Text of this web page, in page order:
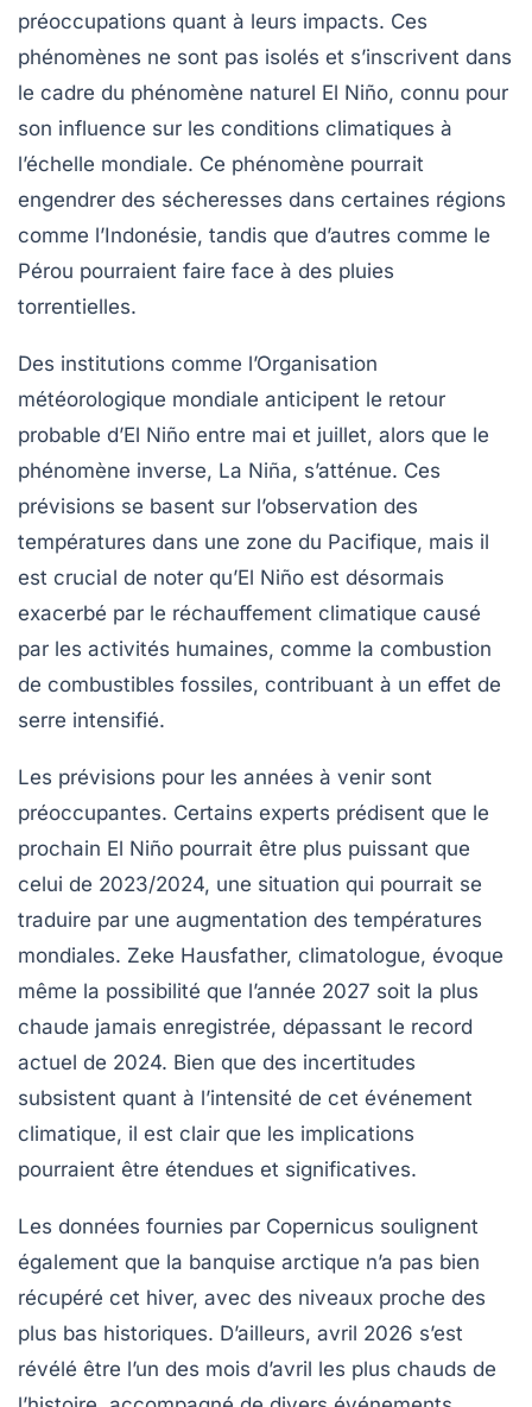
préoccupations quant à leurs impacts. Ces
phénomènes ne sont pas isolés et s’inscrivent dans
le cadre du phénomène naturel El Niño, connu pour
son influence sur les conditions climatiques à
l’échelle mondiale. Ce phénomène pourrait
engendrer des sécheresses dans certaines régions
comme l’Indonésie, tandis que d’autres comme le
Pérou pourraient faire face à des pluies
torrentielles.
Des institutions comme l’Organisation
météorologique mondiale anticipent le retour
probable d’El Niño entre mai et juillet, alors que le
phénomène inverse, La Niña, s’atténue. Ces
prévisions se basent sur l’observation des
températures dans une zone du Pacifique, mais il
est crucial de noter qu’El Niño est désormais
exacerbé par le réchauffement climatique causé
par les activités humaines, comme la combustion
de combustibles fossiles, contribuant à un effet de
serre intensifié.
Les prévisions pour les années à venir sont
préoccupantes. Certains experts prédisent que le
prochain El Niño pourrait être plus puissant que
celui de 2023/2024, une situation qui pourrait se
traduire par une augmentation des températures
mondiales. Zeke Hausfather, climatologue, évoque
même la possibilité que l’année 2027 soit la plus
chaude jamais enregistrée, dépassant le record
actuel de 2024. Bien que des incertitudes
subsistent quant à l’intensité de cet événement
climatique, il est clair que les implications
pourraient être étendues et significatives.
Les données fournies par Copernicus soulignent
également que la banquise arctique n’a pas bien
récupéré cet hiver, avec des niveaux proche des
plus bas historiques. D’ailleurs, avril 2026 s’est
révélé être l’un des mois d’avril les plus chauds de